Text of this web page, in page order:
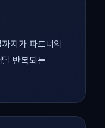
지가 파트너의
반복되는